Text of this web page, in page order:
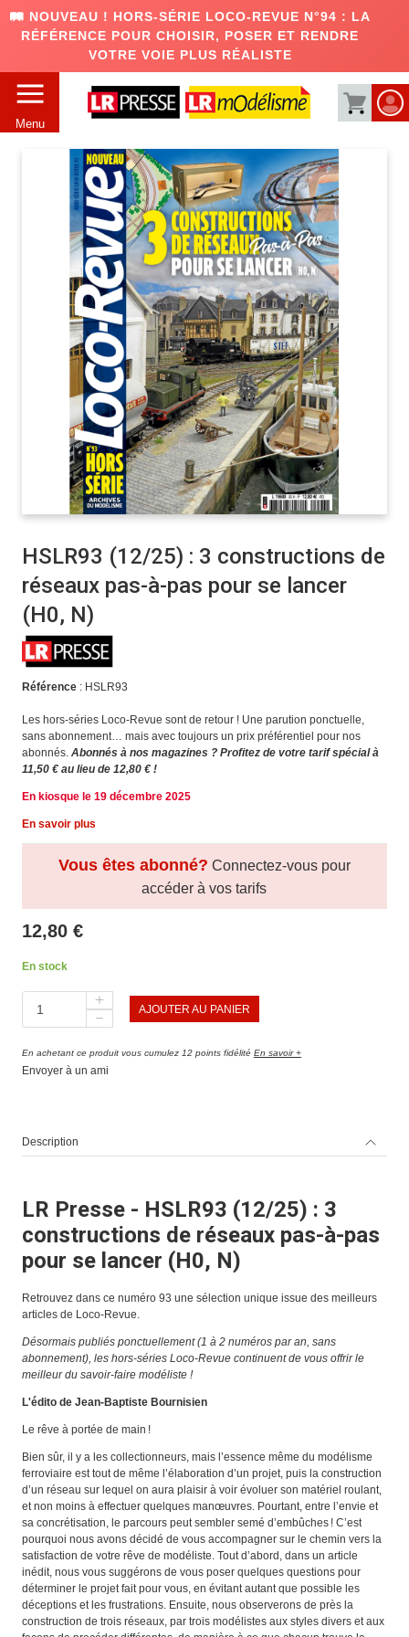
🛤️ NOUVEAU ! HORS-SÉRIE LOCO-REVUE N°94 : LA
RÉFÉRENCE POUR CHOISIR, POSER ET RENDRE
VOTRE VOIE PLUS RÉALISTE
Menu
HSLR93 (12/25) : 3 constructions de
réseaux pas-à-pas pour se lancer
(H0, N)
Référence: HSLR93
Les hors-séries Loco-Revue sont de retour ! Une parution ponctuelle,
sans abonnement… mais avec toujours un prix préférentiel pour nos
abonnés. Abonnés à nos magazines ? Profitez de votre tarif spécial à
11,50 € au lieu de 12,80 € !
En kiosque le 19 décembre 2025
En savoir plus
12,80 €
En stock
Vous êtes abonné? Connectez-vous pour
accéder à vos tarifs
AJOUTER AU PANIER
En achetant ce produit vous cumulez 12 points fidélité En savoir +
Envoyer à un ami
Description
LR Presse - HSLR93 (12/25) : 3
constructions de réseaux pas-à-pas
pour se lancer (H0, N)
Retrouvez dans ce numéro 93 une sélection unique issue des meilleurs
articles de Loco-Revue.
Désormais publiés ponctuellement (1 à 2 numéros par an, sans
abonnement), les hors-séries Loco-Revue continuent de vous offrir le
meilleur du savoir-faire modéliste !
L'édito de Jean-Baptiste Bournisien
Le rêve à portée de main !
Bien sûr, il y a les collectionneurs, mais l’essence même du modélisme
ferroviaire est tout de même l’élaboration d’un projet, puis la construction
d’un réseau sur lequel on aura plaisir à voir évoluer son matériel roulant,
et non moins à effectuer quelques manœuvres. Pourtant, entre l’envie et
sa concrétisation, le parcours peut sembler semé d’embûches ! C’est
pourquoi nous avons décidé de vous accompagner sur le chemin vers la
satisfaction de votre rêve de modéliste. Tout d’abord, dans un article
inédit, nous vous suggérons de vous poser quelques questions pour
déterminer le projet fait pour vous, en évitant autant que possible les
déceptions et les frustrations. Ensuite, nous observerons de près la
construction de trois réseaux, par trois modélistes aux styles divers et aux